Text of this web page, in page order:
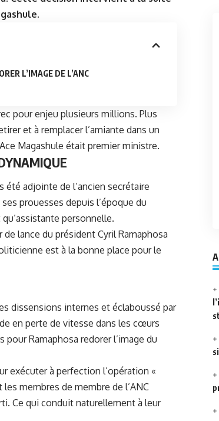
L’IMAGE DE L’ANC
pour enjeu plusieurs millions. Plus
et à remplacer l’amiante dans un
Magashule était premier ministre.
été adjointe de l’ancien secrétaire
prouesses depuis l’époque du
personnelle.
lance du président Cyril Ramaphosa
est à la bonne place pour le
dissensions internes et éclaboussé par
en perte de vitesse dans les cœurs
Ramaphosa redorer l’image du
exécuter à perfection l’opération «
membres de membre de l’ANC
Ce qui conduit naturellement à leur